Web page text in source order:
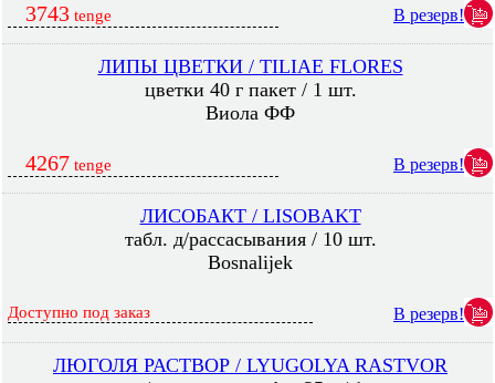
3743 tenge В резерв!
ЛИПЫ ЦВЕТКИ / TILIAE FLORES
цветки 40 г пакет / 1 шт.
Виола ФФ
4267 tenge В резерв!
ЛИСОБАКТ / LISOBAKT
табл. д/рассасывания / 10 шт.
Bosnalijek
Доступно под заказ В резерв!
ЛЮГОЛЯ РАСТВОР / LYUGOLYA RASTVOR